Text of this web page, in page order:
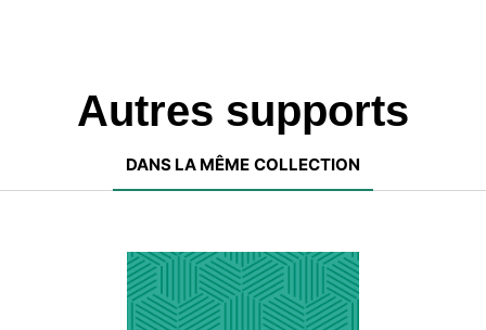
Autres supports
DANS LA MÊME COLLECTION